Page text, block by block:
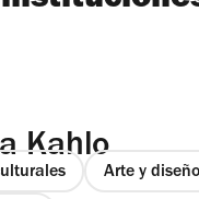
estatal y
en cinco
en deriva
agrupaciones. Por
Kahlo
Arte y diseño